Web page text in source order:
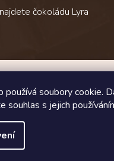
používá soubory cookie.
souhlas s jejich
čokoládu Lyra
Jak